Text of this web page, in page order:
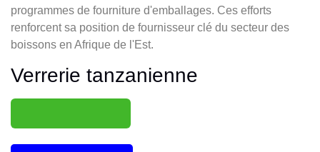
programmes de fourniture d'emballages. Ces efforts
renforcent sa position de fournisseur clé du secteur des
boissons en Afrique de l'Est.
Verrerie tanzanienne